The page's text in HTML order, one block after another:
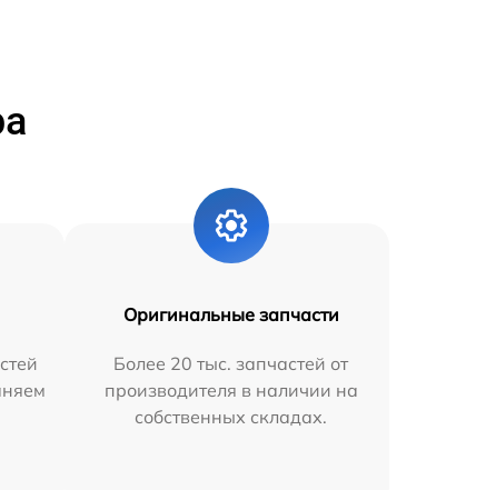
Оригинальные запчасти
Более 20 тыс. запчастей от
производителя в наличии на
собственных складах.